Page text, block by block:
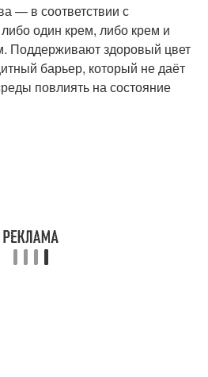
— в соответствии с
один крем, либо крем и
Поддерживают здоровый цвет
барьер, который не даёт
повлиять на состояние